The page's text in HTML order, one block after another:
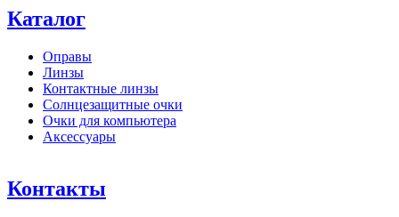
Каталог
Оправы
Линзы
Контактные линзы
Солнцезащитные очки
Очки для компьютера
Аксессуары
Контакты